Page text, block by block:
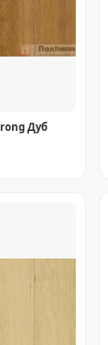
Дуб